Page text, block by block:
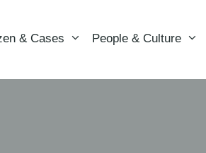
& Cases People & Culture